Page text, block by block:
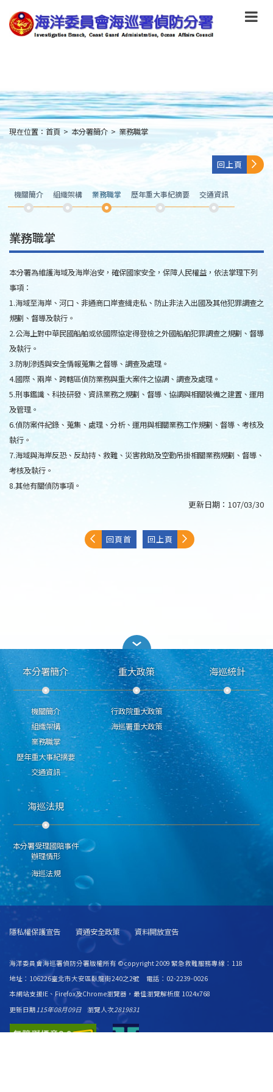
到
主
要
content
:::
現在位置： 首頁 > 本分署簡介 > 業務職掌
回上頁
機關簡介 組織架構 業務職掌 歷年重大事紀摘要 交通資訊
業務職掌
本分署為維護海域及海岸治安，確保國家安全，保障人民權益，依法掌理下列
事項：
1.海域至海岸、河口、非通商口岸查緝走私、防止非法入出國及其他犯罪調查之
規劃、督導及執行。
2.公海上對中華民國船舶或依國際協定得登檢之外國船舶犯罪調查之規劃、督導
及執行。
3.防制滲透與安全情報蒐集之督導、調查及處理。
4.國際、兩岸、跨轄區偵防業務與重大案件之協調、調查及處理。
5.刑事鑑識、科技研發、資訊業務之規劃、督導、協調與相關裝備之建置、運用
及管理。
6.偵防案件紀錄、蒐集、處理、分析、運用與相關業務工作規劃、督導、考核及
執行。
7.海域與海岸反恐、反劫持、救難、災害救助及空勤吊掛相關業務規劃、督導、
考核及執行。
8.其他有關偵防事項。
更新日期： 107/03/30
回頁首 回上頁
本分署簡介
機關簡介
組織架構
業務職掌
歷年重大事紀摘要
交通資訊
重大政策
行政院重大政策
海巡署重大政策
海巡統計
海巡法規
本分署受理國賠事件
辦理情形
海巡法規
隱私權保護宣告 資通安全政策 資料開放宣告
海洋委員會海巡署偵防分署版權所有 ©copyright 2009 緊急救難服務專線：118
地址：106226臺北市大安區臥龍街240之2號 電話：02-2239-0026
本網站支援IE、Firefox及Chrome瀏覽器，最佳瀏覽解析度 1024x768
更新日期115年08月09日 瀏覽人次2819831